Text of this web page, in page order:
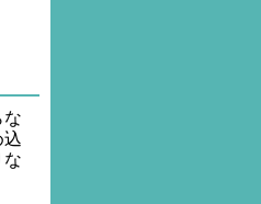
な
込
な